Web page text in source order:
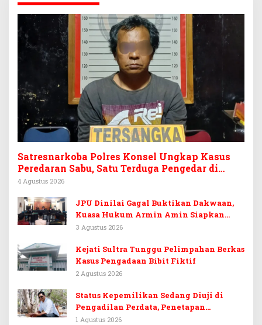
Satresnarkoba Polres Konsel Ungkap Kasus
Peredaran Sabu, Satu Terduga Pengedar di
Tinanggea Ditangkap
4 Agustus 2026
JPU Dinilai Gagal Buktikan Dakwaan,
Kuasa Hukum Armin Amin Siapkan
Pledoi dan Minta Putusan Bebas
3 Agustus 2026
Kejati Sultra Tunggu Pelimpahan Berkas
Kasus Pengadaan Bibit Fiktif
2 Agustus 2026
Status Kepemilikan Sedang Diuji di
Pengadilan Perdata, Penetapan
Tersangka Dr. Ruksamin Dinilai
1 Agustus 2026